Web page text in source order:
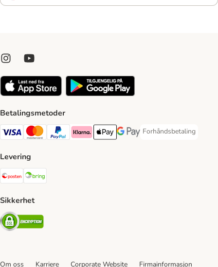
Betalingsmetoder
Visa Payment Method
Mastercard Payment Method
PayPal Payment Method
Klarna Payment Method
Apple Pay Payment Method
Google Pay Payment Method
Forhåndsbetaling
Forhåndsbetaling
Levering
Posten Shipping Method
Sikkerhet
Security
Om oss Karriere Corporate Website Firmainformasjon